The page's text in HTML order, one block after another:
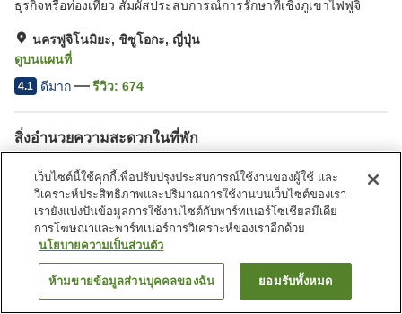
ธุรกิจหรือท่องเที่ยว สัมผัสประสบการณ์การรักษาที่เชิงภูเขาไฟฟูจิ
นครฟูจิโนมิยะ, ชิซูโอกะ, ญี่ปุ่น
ดูบนแผนที่
4.1 ดีมาก รีวิว: 674
สิ่งอำนวยความสะดวกในที่พัก
สปา/บิวตี้ซาลอน
ร้านอาหาร
หน้าแรก ญี่ปุ่น ชิซูโอกะ
นครฟูจิโนมิยะ
Tokinosumika Fugaku Onsen Hananoyu
ค้นหาห้องพัก
เว็บไซต์นี้ใช้คุกกี้เพื่อปรับปรุงประสบการณ์ใช้งานของผู้ใช้ และ
วิเคราะห์ประสิทธิภาพและปริมาณการใช้งานบนเว็บไซต์ของเรา
เรายังแบ่งปันข้อมูลการใช้งานไซต์กับพาร์ทเนอร์โซเชียลมีเดีย
การโฆษณาและพาร์ทเนอร์การวิเคราะห์ของเราอีกด้วย
นโยบายความเป็นส่วนตัว
ห้ามขายข้อมูลส่วนบุคคลของฉัน ยอมรับทั้งหมด